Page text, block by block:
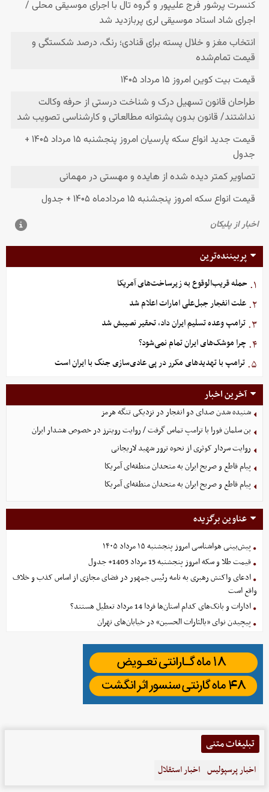
پربیننده‌ترین
۱. حمله قریب‌الوقوع به زیرساخت‌های آمریکا
۲. علت انفجار جبل‌علی امارات اعلام شد
۳. ترامپ وعده تسلیم ایران داد، تحقیر نصیبش شد
۴. چرا موشک‌های ایران تمام نمی‌شود؟
۵. ترامپ با تهدیدهای مکرر در پی عادی‌سازی جنگ با ایران است
آخرین اخبار
شنیده شدن صدای دو انفجار در نزدیکی تنگه هرمز
بن سلمان فورا با ترامپ تماس گرفت / روایت رویترز در خصوص هشدار ایران
روایت سردار کوثری از نحوه ترور شهید لاریجانی
پیام قاطع و صریح ایران به متحدان منطقه‌ای آمریکا
پیام قاطع و صریح ایران به متحدان منطقه‌ای آمریکا
عناوین برگزیده
پیش‌بینی هواشناسی امروز پنجشنبه ۱۵ مرداد ۱۴۰۵
قیمت طلا و سکه امروز پنجشنبه 15 مرداد 1405+ جدول
ادعای واکنش رهبری به نامه رئیس جمهور در فضای مجازی از اساس کذب و خلاف
واقع است
ادارات و بانک‌های کدام استان‌ها فردا 14 مرداد تعطیل هستند؟
پیچیدن نوای «یالثارات الحسین» در خیابان‌های تهران
تبلیغات متنی
اخبار پرسپولیس اخبار استقلال